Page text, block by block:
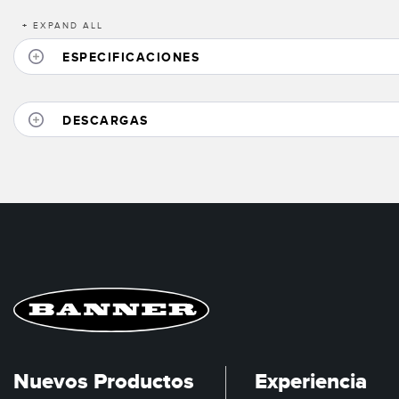
+ EXPAND ALL
ESPECIFICACIONES
DESCARGAS
Nuevos Productos Experiencia